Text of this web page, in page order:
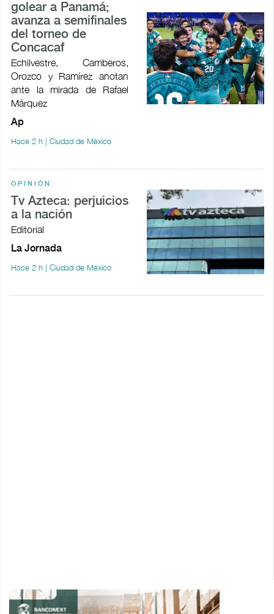
golear a Panamá;
avanza a semifinales
del torneo de
Concacaf
Echilvestre, Camberos,
Orozco y Ramírez anotan
ante la mirada de Rafael
Márquez
Ap
Hace 2 h | Ciudad de México
OPINIÓN
Tv Azteca: perjuicios
a la nación
Editorial
La Jornada
Hace 2 h | Ciudad de México